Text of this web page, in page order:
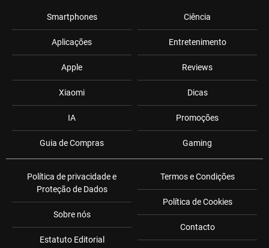
Smartphones
Aplicações
Apple
Xiaomi
IA
Guia de Compras
Ciência
Entretenimento
Reviews
Dicas
Promoções
Gaming
Política de privacidade e
Proteção de Dados
Sobre nós
Estatuto Editorial
Termos e Condições
Política de Cookies
Contacto